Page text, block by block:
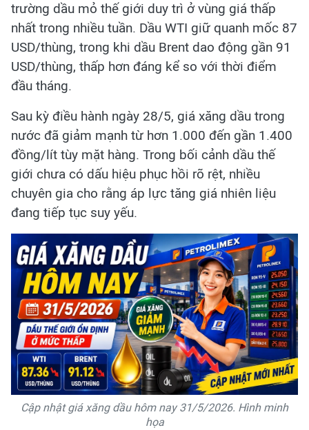
trường dầu mỏ thế giới duy trì ở vùng giá thấp
nhất trong nhiều tuần. Dầu WTI giữ quanh mốc 87
USD/thùng, trong khi dầu Brent dao động gần 91
USD/thùng, thấp hơn đáng kể so với thời điểm
đầu tháng.
Sau kỳ điều hành ngày 28/5, giá xăng dầu trong
nước đã giảm mạnh từ hơn 1.000 đến gần 1.400
đồng/lít tùy mặt hàng. Trong bối cảnh dầu thế
giới chưa có dấu hiệu phục hồi rõ rệt, nhiều
chuyên gia cho rằng áp lực tăng giá nhiên liệu
đang tiếp tục suy yếu.
Cập nhật giá xăng dầu hôm nay 31/5/2026. Hình minh
họa